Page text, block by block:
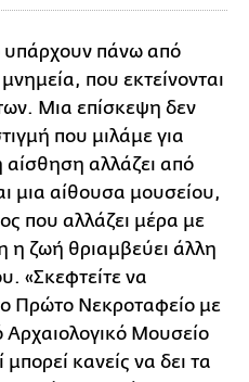
υπάρχουν πάνω από
που εκτείνονται
Μια επίσκεψη δεν
που μιλάμε για
αίσθηση αλλάζει από
μια αίθουσα μουσείου,
που αλλάζει μέρα με
η ζωή θριαμβεύει άλλη
«Σκεφτείτε να
Πρώτο Νεκροταφείο με
Αρχαιολογικό Μουσείο
κανείς να δει τα